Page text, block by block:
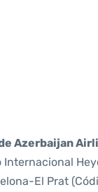
Azerbaijan
Internacional
El Prat